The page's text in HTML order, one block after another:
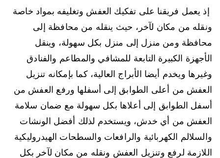
إذ يعمل فريقنا على تفكيك العفش وتغليفه بمواد خاصة
ونقله من مكان لآخر، حيث ينقله من محافظة إلى
محافظة ومن منزل إلى منزل بكل سهولة، وينقل
الأجهزة الكبيرة التابعة للمشافي والمطاعم والفنادق
وغيرها ويخدم أيضا الأبراج العالية، كما بإمكانه تنزيل
العفش من أعلى الطوابق إلى أسفلها ورفع العفش من
أسفل الطوابق إلى أعلاها بكل سهولة مع ضمان سلامة
العفش من أي خدش، ويستخدم لذلك أفضل الونشات
والسلالم الكهربائية والرافعات والسطحات الهيدروليكية
اللازمة لرفع وتنزيل العفش ونقله من مكان لآخر بكل